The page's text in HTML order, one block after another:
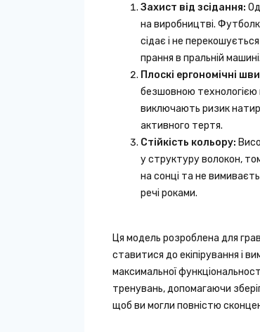
Захист від зсідання:
на виробництві.
сідає і не
прання в пральній машині.
Плоскі ергономічні
безшовною технологією
виключають ризик
активного тертя.
Стійкість кольору:
у структуру волокон,
на сонці та не
речі роками.
Ця модель розроблена для
ставитися до екіпірування і
максимальної
тренувань, допомагаючи
щоб ви могли повністю